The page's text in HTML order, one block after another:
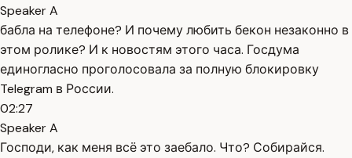
Speaker A
бабла на телефоне? И почему любить бекон незаконно в
этом ролике? И к новостям этого часа. Госдума
единогласно проголосовала за полную блокировку
Telegram в России.
02:27
Speaker A
Господи, как меня всё это заебало. Что? Собирайся.